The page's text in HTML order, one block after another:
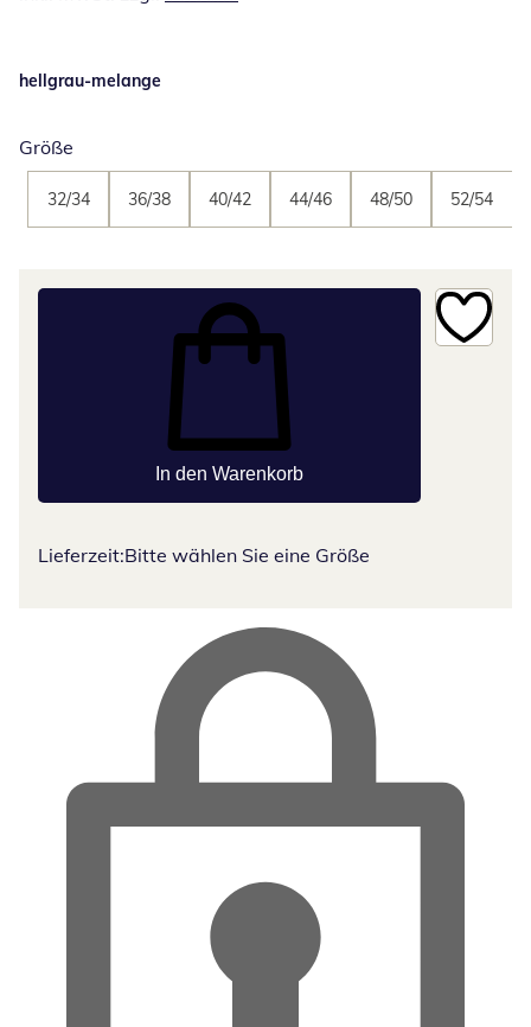
hellgrau-melange
Größe
32/34 36/38 40/42 44/46 48/50 52/54
In den Warenkorb
Lieferzeit:Bitte wählen Sie eine Größe